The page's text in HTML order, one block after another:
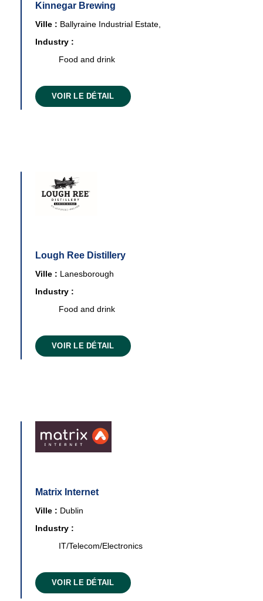
Kinnegar Brewing
Ville : Ballyraine Industrial Estate,
Industry :
Food and drink
VOIR LE DÉTAIL
Lough Ree Distillery
Ville : Lanesborough
Industry :
Food and drink
VOIR LE DÉTAIL
Matrix Internet
Ville : Dublin
Industry :
IT/Telecom/Electronics
VOIR LE DÉTAIL